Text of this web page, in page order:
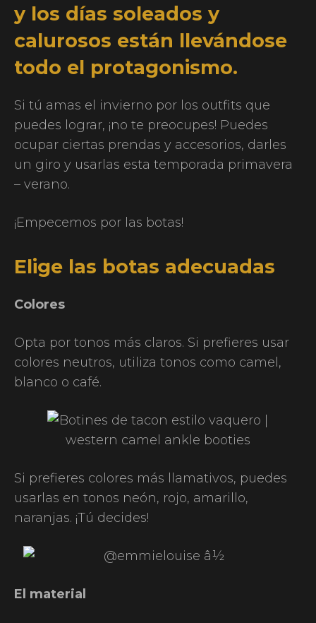
y los días soleados y
calurosos están llevándose
todo el protagonismo.
Si tú amas el invierno por los outfits que
puedes lograr, ¡no te preocupes! Puedes
ocupar ciertas prendas y accesorios, darles
un giro y usarlas esta temporada primavera
– verano.
¡Empecemos por las botas!
Elige las botas adecuadas
Colores
Opta por tonos más claros. Si prefieres usar
colores neutros, utiliza tonos como camel,
blanco o café.
Si prefieres colores más llamativos, puedes
usarlas en tonos neón, rojo, amarillo,
naranjas. ¡Tú decides!
El material